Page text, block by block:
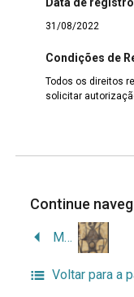
31/08/2022
Condições de
Todos os direitos
solicitar
Continue
MF.00604
Voltar para a